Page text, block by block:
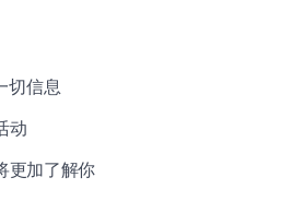
切信息
动
更加了解你